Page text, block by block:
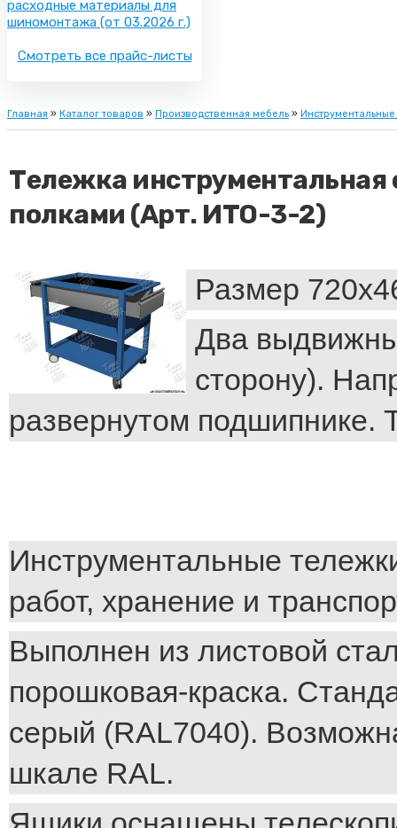
расходные материалы для
шиномонтажа (от 03.2026 г.)
Смотреть все прайс-листы
Главная » Каталог товаров » Производственная мебель »
Тележка
полками (Арт. ИТО-3-2)
Размер
Два
сторону).
развернутом подшипнике.
Инструментальные
работ, хранение и
Выполнен из листовой
порошковая-краска.
серый (RAL7040).
шкале RAL.